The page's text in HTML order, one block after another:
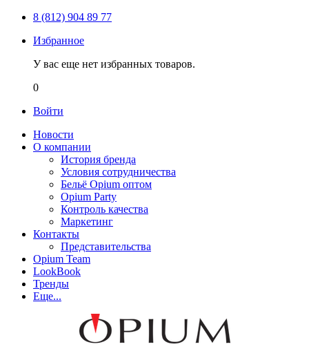
8 (812) 904 89 77
Избранное
У вас еще нет избранных товаров.
0
Войти
Новости
О компании
История бренда
Условия сотрудничества
Бельё Opium оптом
Opium Party
Контроль качества
Маркетинг
Контакты
Представительства
Opium Team
LookBook
Тренды
Еще...